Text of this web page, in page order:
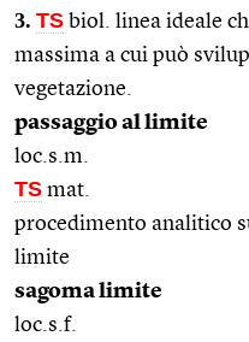
3. TS biol. linea ideale
massima a cui può
vegetazione.
passaggio al limite
loc.s.m.
TS mat.
procedimento analitico
limite
sagoma limite
loc.s.f.